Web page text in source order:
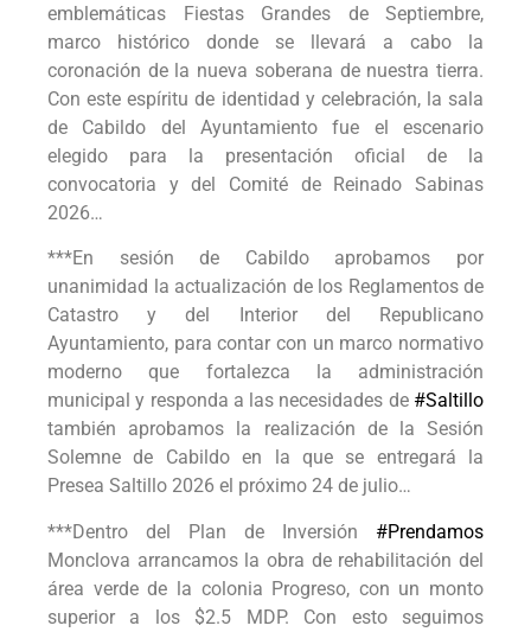
emblemáticas Fiestas Grandes de Septiembre,
marco histórico donde se llevará a cabo la
coronación de la nueva soberana de nuestra tierra.
Con este espíritu de identidad y celebración, la sala
de Cabildo del Ayuntamiento fue el escenario
elegido para la presentación oficial de la
convocatoria y del Comité de Reinado Sabinas
2026…
***En sesión de Cabildo aprobamos por
unanimidad la actualización de los Reglamentos de
Catastro y del Interior del Republicano
Ayuntamiento, para contar con un marco normativo
moderno que fortalezca la administración
municipal y responda a las necesidades de #Saltillo
también aprobamos la realización de la Sesión
Solemne de Cabildo en la que se entregará la
Presea Saltillo 2026 el próximo 24 de julio…
***Dentro del Plan de Inversión #Prendamos
Monclova arrancamos la obra de rehabilitación del
área verde de la colonia Progreso, con un monto
superior a los $2.5 MDP. Con esto seguimos